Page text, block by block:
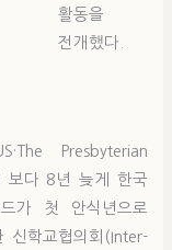
활동을
전개했다.
Presbyterian
보다 8년 늦게 한국
가 첫 안식년으로
신학교협의회(Inter-